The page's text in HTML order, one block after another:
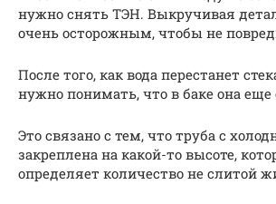
нужно снять ТЭН. Выкручивая
очень осторожным, чтобы не
После того, как вода перестанет
нужно понимать, что в баке она еще
Это связано с тем, что труба с
закреплена на какой-то высоте,
определяет количество не слитой